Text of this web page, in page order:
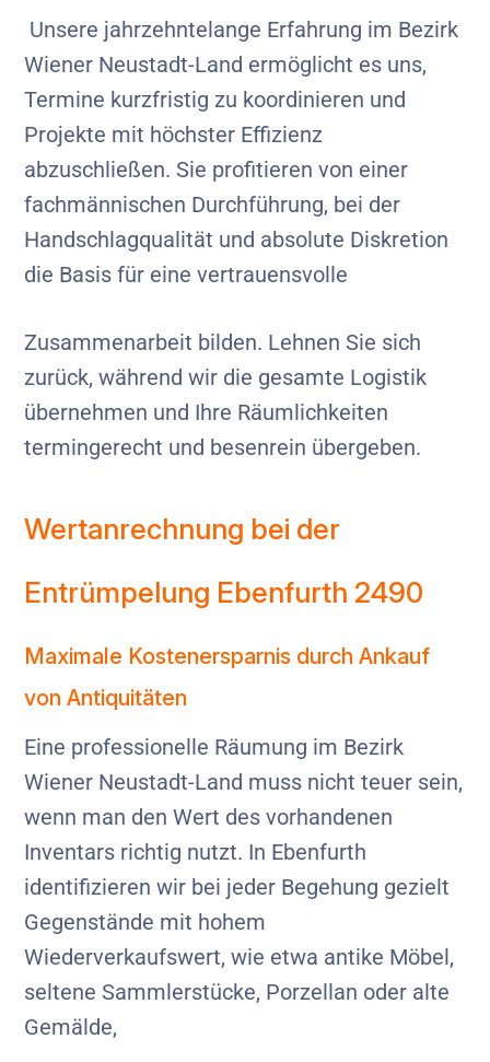
Unsere jahrzehntelange Erfahrung im Bezirk
Wiener Neustadt-Land ermöglicht es uns,
Termine kurzfristig zu koordinieren und
Projekte mit höchster Effizienz
abzuschließen. Sie profitieren von einer
fachmännischen Durchführung, bei der
Handschlagqualität und absolute Diskretion
die Basis für eine vertrauensvolle
Zusammenarbeit bilden. Lehnen Sie sich
zurück, während wir die gesamte Logistik
übernehmen und Ihre Räumlichkeiten
termingerecht und besenrein übergeben.
Wertanrechnung bei der
Entrümpelung Ebenfurth 2490
Maximale Kostenersparnis durch Ankauf
von Antiquitäten
Eine professionelle Räumung im Bezirk
Wiener Neustadt-Land muss nicht teuer sein,
wenn man den Wert des vorhandenen
Inventars richtig nutzt. In Ebenfurth
identifizieren wir bei jeder Begehung gezielt
Gegenstände mit hohem
Wiederverkaufswert, wie etwa antike Möbel,
seltene Sammlerstücke, Porzellan oder alte
Gemälde,